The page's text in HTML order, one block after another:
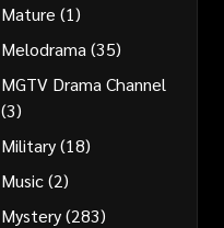
Mature (1)
Melodrama (35)
MGTV Drama Channel
(3)
Military(18)
Music(2)
Mystery(283)